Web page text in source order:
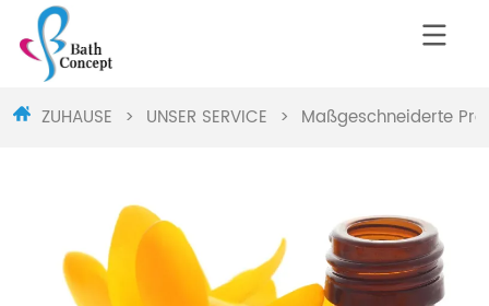
ZUHAUSE > UNSER SERVICE > Maßgeschneiderte